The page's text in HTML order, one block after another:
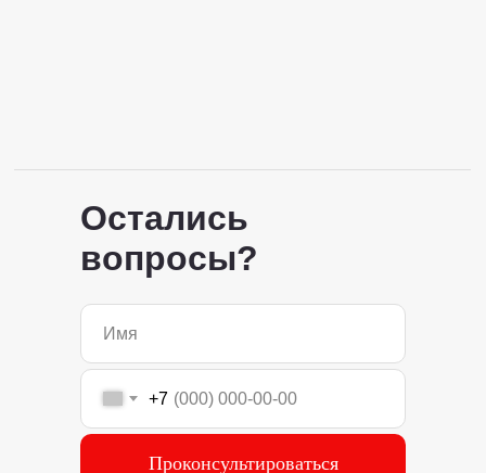
Остались
вопросы?
+7
Проконсультироваться